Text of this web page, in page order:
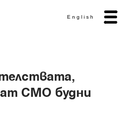
English
CMO будни